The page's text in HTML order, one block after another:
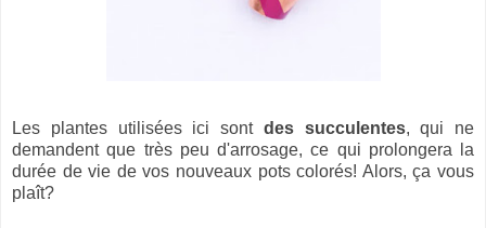
Les plantes utilisées ici sont des succulentes, qui ne
demandent que très peu d'arrosage, ce qui prolongera la
durée de vie de vos nouveaux pots colorés! Alors, ça vous
plaît?